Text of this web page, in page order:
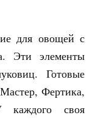
для овощей с
Эти элементы
Готовые
Фертика,
своя